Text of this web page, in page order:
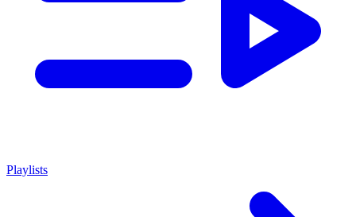
Playlists